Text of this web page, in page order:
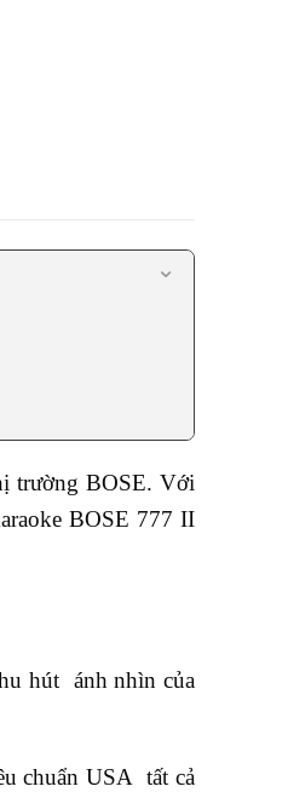
trường BOSE. Với
BOSE 777 II
hút ánh nhìn của
chuẩn USA tất cả